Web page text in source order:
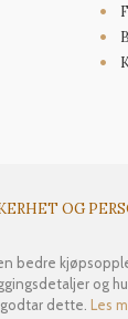
OG
bedre
og
dette. Les